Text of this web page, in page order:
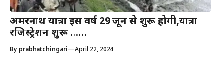
अमरनाथ यात्रा इस वर्ष 29 जून से शुरू होगी,यात्रा
रजिस्ट्रेशन शुरू ……
By prabhatchingari—April 22, 2024